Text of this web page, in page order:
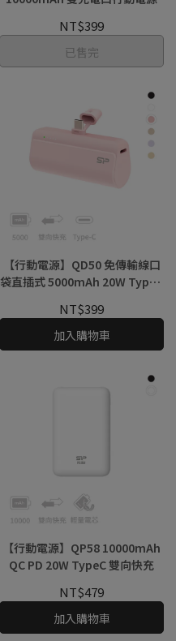
NT$399
已售完
【行動電源】QD50 免傳輸線口
袋直插式 5000mAh 20W TypeC
NT$399
加入購物車
【行動電源】QP58 10000mAh
QC PD 20W TypeC 雙向快充
NT$479
加入購物車